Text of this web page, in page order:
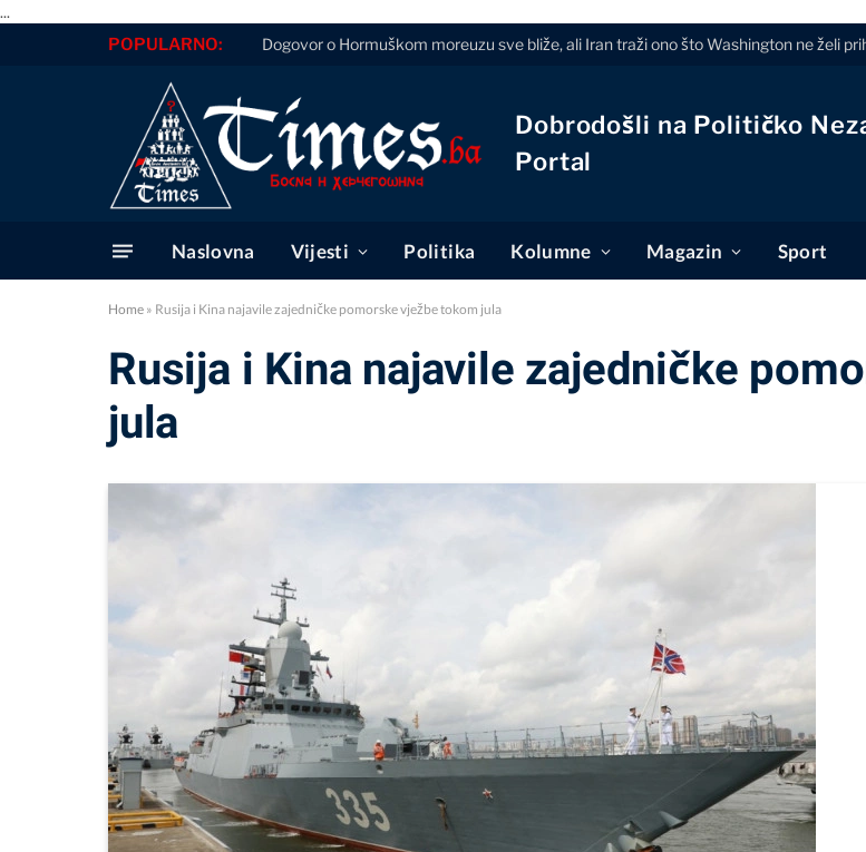
...
POPULARNO: Dogovor o Hormuškom moreuzu sve bliže, ali Iran traži ono što Washington ne želi
Dobrodošli na Političko
Portal
Naslovna Vijesti Politika Kolumne Magazin Sport
Home » Rusija i Kina najavile zajedničke pomorske vježbe tokom jula
Rusija i Kina najavile zajedničke
jula